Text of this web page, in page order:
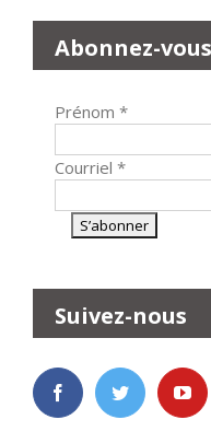
Abonnez-
Prénom *
Courriel *
Suivez-nous